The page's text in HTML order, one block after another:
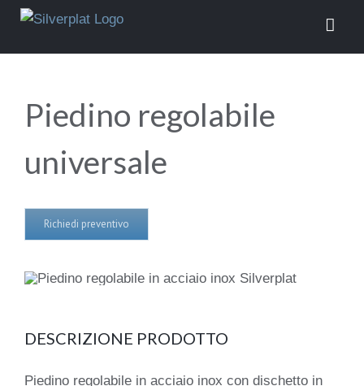
Salta
contenuto
Piedino regolabile
universale
Richiedi preventivo
DESCRIZIONE PRODOTTO
Piedino regolabile in acciaio inox con dischetto in